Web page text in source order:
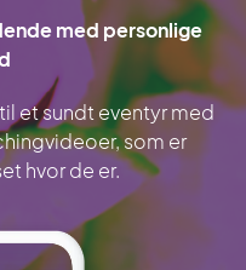
med personlige
et sundt eventyr med
som er
hvor de er.